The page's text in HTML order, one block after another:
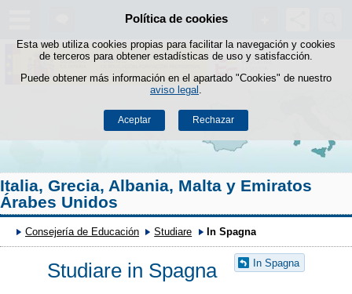
Política de cookies
Esta web utiliza cookies propias para facilitar la navegación y cookies
de terceros para obtener estadísticas de uso y satisfacción.
Puede obtener más información en el apartado "Cookies" de nuestro
aviso legal
Aceptar Rechazar
Saltar al contenido
Italia, Grecia, Albania, Malta y Emiratos
Árabes Unidos
Consejería de Educación Studiare In Spagna
In Spagna
Studiare in Spagna